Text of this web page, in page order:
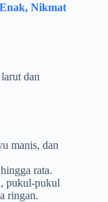
Nikmat
dan
manis, dan
rata.
pukul-pukul
ringan.